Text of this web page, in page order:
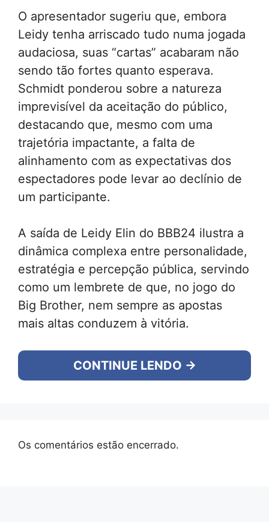
O apresentador sugeriu que, embora
Leidy tenha arriscado tudo numa jogada
audaciosa, suas “cartas” acabaram não
sendo tão fortes quanto esperava.
Schmidt ponderou sobre a natureza
imprevisível da aceitação do público,
destacando que, mesmo com uma
trajetória impactante, a falta de
alinhamento com as expectativas dos
espectadores pode levar ao declínio de
um participante.
A saída de Leidy Elin do BBB24 ilustra a
dinâmica complexa entre personalidade,
estratégia e percepção pública, servindo
como um lembrete de que, no jogo do
Big Brother, nem sempre as apostas
mais altas conduzem à vitória.
CONTINUE LENDO →
Os comentários estão encerrado.